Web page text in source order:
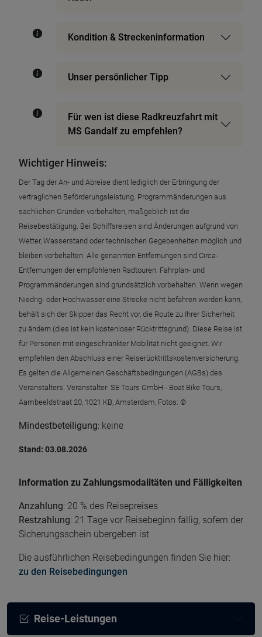
Kondition & Streckeninformation
Unser persönlicher Tipp
Für wen ist diese Radkreuzfahrt mit
MS Gandalf zu empfehlen?
Wichtiger Hinweis:
Der Tag der An- und Abreise dient lediglich der Erbringung der
vertraglichen Beförderungsleistung. Programmänderungen aus
sachlichen Gründen vorbehalten, maßgeblich ist die
Reisebestätigung. Bei Schiffsreisen sind Änderungen aufgrund von
Wetter, Wasserstand oder technischen Gegebenheiten möglich und
bleiben vorbehalten. Alle genannten Entfernungen sind Circa-
Entfernungen der empfohlenen Radtouren. Fahrplan- und
Programmänderungen sind grundsätzlich vorbehalten. Wenn wegen
Niedrig- oder Hochwasser eine Strecke nicht befahren werden kann,
behält sich der Skipper das Recht vor, die Route zu Ihrer Sicherheit
zu ändern (dies ist kein kostenloser Rücktrittsgrund). Diese Reise ist
für Personen mit eingeschränkter Mobilität nicht geeignet. Wir
empfehlen den Abschluss einer Reiserücktrittskostenversicherung.
Es gelten die Allgemeinen Geschäftsbedingungen (AGBs) des
Veranstalters. Veranstalter: SE Tours GmbH - Boat Bike Tours,
Aambeeldstraat 20, 1021 KB, Amsterdam, Fotos: ©
Mindestbeteiligung: keine
Stand: 03.08.2026
Information zu Zahlungsmodalitäten und Fälligkeiten
Anzahlung: 20 % des Reisepreises
Restzahlung: 21 Tage vor Reisebeginn fällig, sofern der
Sicherungsschein übergeben ist
Die ausführlichen Reisebedingungen finden Sie hier:
zu den Reisebedingungen
Reise-Leistungen